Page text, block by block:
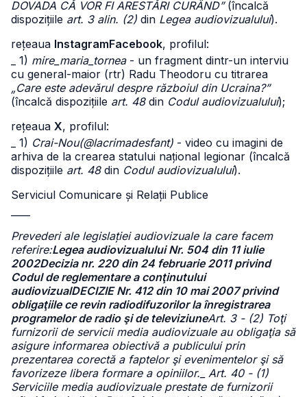
DOVADA CĂ VOR FI ARESTĂRI CURÂND”(încalcă
dispozițiile art. 3 alin. (2) din Legea audiovizualului).
rețeaua InstagramFacebook, profilul:
_ 1) mire_maria_tornea- un fragment dintr-un interviu
cu general-maior (rtr) Radu Theodoru cu titrarea
„Care este adevărul despre războiul din Ucraina?”
(încalcă dispozițiile art. 48din Codul audiovizualului);
rețeaua X, profilul:
_ 1) Crai-Nou(@lacrimadesfant) - video cu imagini de
arhiva de la crearea statului național legionar (încalcă
dispozițiile art. 48din Codul audiovizualului).
Serviciul Comunicare și Relații Publice
Prevederi ale legislației audiovizuale la care facem
referire:Legea audiovizualului Nr. 504 din 11 iulie
2002Decizia nr. 220 din 24 februarie 2011 privind
Codul de reglementare a conţinutului
audiovizualDECIZIE Nr. 412 din 10 mai 2007 privind
obligaţiile ce revin radiodifuzorilor la înregistrarea
programelor de radio şi de televiziuneArt. 3 - (2) Toţi
furnizorii de servicii media audiovizuale au obligaţia să
asigure informarea obiectivă a publicului prin
prezentarea corectă a faptelor şi evenimentelor şi să
favorizeze libera formare a opiniilor._ Art. 40 - (1)
Serviciile media audiovizuale prestate de furnizorii